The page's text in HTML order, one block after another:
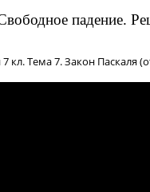
падение.
кл. Тема 7. Закон Паскаля